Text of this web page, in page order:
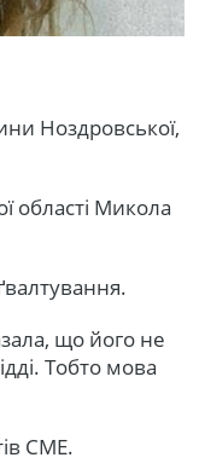
Ноздровської,
області Микола
що його не
Тобто мова
СМЕ.